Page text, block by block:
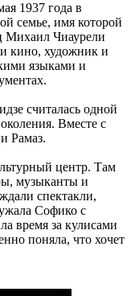
1937 года в
семье, имя которой
Михаил Чиаурели
и кино, художник и
языками и
считалась одной
Вместе с
Рамаз.
центр. Там
музыканты и
спектакли,
Софико с
время за кулисами
поняла, что хочет